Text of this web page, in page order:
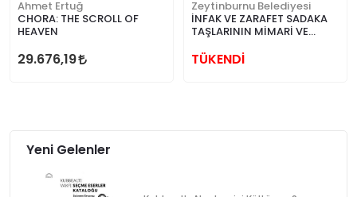
Ahmet Ertuğ
CHORA: THE SCROLL OF
HEAVEN
29.676,19
Zeytinburnu Belediyesi
İNFAK VE ZARAFET SADAKA
TAŞLARININ MİMARİ VE
TÜKENDİ
Yeni Gelenler